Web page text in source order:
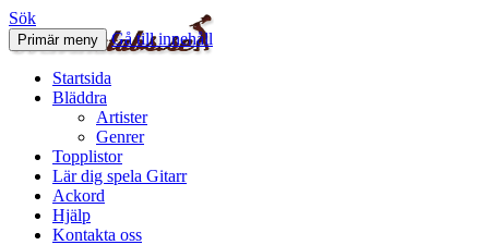
Svenskatabs.se
Sök
Primär meny Gå till innehåll
Startsida
Bläddra
Artister
Genrer
Topplistor
Lär dig spela Gitarr
Ackord
Hjälp
Kontakta oss